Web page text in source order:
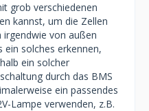
grob verschiedenen
kannst, um die Zellen
von außen
solches erkennen,
ein solcher
durch das BMS
ein passendes
Lampe verwenden, z.B.